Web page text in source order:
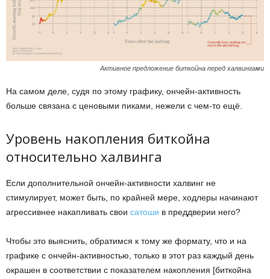
Активное предложение биткойна перед халвингами
На самом деле, судя по этому графику, ончейн-активность
больше связана с ценовыми пиками, нежели с чем-то ещё.
Уровень накопления биткойна
относительно халвинга
Если дополнительной ончейн-активности халвинг не
стимулирует, может быть, по крайней мере, ходлеры начинают
агрессивнее накапливать свои сатоши в преддверии него?
Чтобы это выяснить, обратимся к тому же формату, что и на
графике с ончейн-активностью, только в этот раз каждый день
окрашен в соответствии с показателем накопления [биткойна